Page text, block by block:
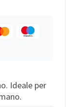
Ideale per